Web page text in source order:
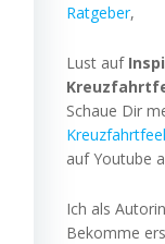
Ratgeber,
Lust auf
Schaue Dir
auf Youtube
Ich als
Bekomme